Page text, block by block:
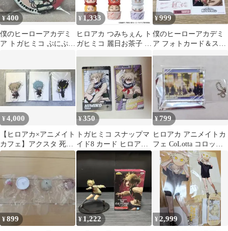
¥400
僕のヒーローアカデミ
ア トガヒミコ ぷにぷに
¥ 1,333
ヒロアカ つみちぇん ト
ガヒミコ 麗日お茶子 僕
¥999
僕のヒーローアカデミ
ア フォトカード＆ステ
¥4,000
【ヒロアカ×アニメイト
カフェ】アクスタ 死柄
木弔 トガヒミコ 黒霧
¥350
トガヒミコ スナップマ
イド8 カード ヒロアカ
僕のヒーローアカデミ
¥799
ヒロアカ アニメイトカ
フェ CoLotta コロッタ
トガヒミコ
¥899 ¥ 1,222 ¥ 2,999